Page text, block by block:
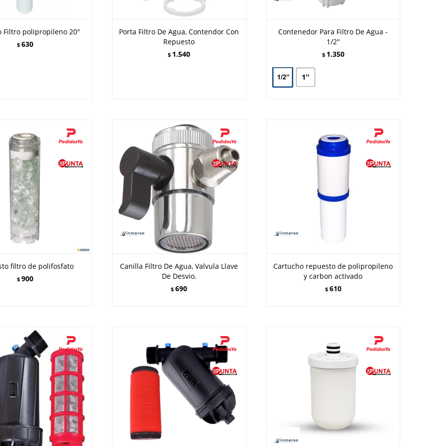
Filtro polipropileno 20"
$ 630
Porta Filtro De Agua, Contendor Con
Repuesto
$ 1.540
Contenedor Para Filtro De Agua -
1/2"
$ 1.350
filtro de polifosfato
$ 900
Canilla Filtro De Agua, Valvula Llave
De Desvio.
$ 690
Cartucho repuesto de polipropileno
y carbon activado
$ 610